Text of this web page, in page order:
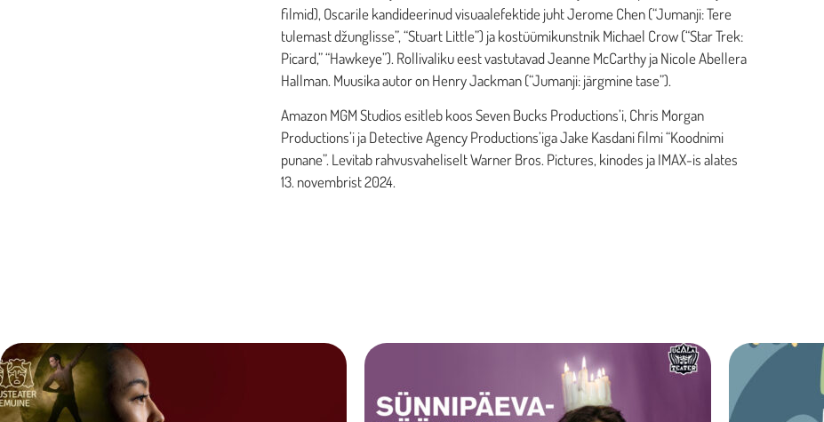
filmid), Oscarile kandideerinud visuaalefektide juht Jerome Chen (“Jumanji: Tere
tulemast džunglisse”, “Stuart Little”) ja kostüümikunstnik Michael Crow (“Star Trek:
Picard,” “Hawkeye”). Rollivaliku eest vastutavad Jeanne McCarthy ja Nicole Abellera
Hallman. Muusika autor on Henry Jackman (“Jumanji: järgmine tase”).
Amazon MGM Studios esitleb koos Seven Bucks Productions’i, Chris Morgan
Productions’i ja Detective Agency Productions’iga Jake Kasdani filmi “Koodnimi
punane”. Levitab rahvusvaheliselt Warner Bros. Pictures, kinodes ja IMAX-is alates
13. novembrist 2024.